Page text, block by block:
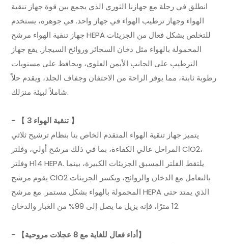
انطلق في رحلة مع جهازنا الثوري الذي يجمع بين قوة جهاز تنقية
الهواء وجهاز ترطيب الهواء في جهاز واحد. في جوهره، يستخدم
جهاز تنقية الهواء مرشح HEPA للتخلص بشكل فعال من الجزيئات
المحمولة بالهواء مثل دخان السجائر وروائح السيجار. يقع جهاز
الترطيب على الجانب الأيمن العلوي، ويحافظ على مستويات
رطوبة ثابتة، مما يوفر الراحة من الاحتقان وجفاف الجلد، ويقدم حلاً
شاملاً لبيئة منزلك.
- 【 3 تنقية الهواء 】
يتميز جهاز تنقية الهواء المتقدم الخاص بنا بنظام ترشيح ثلاثي
المراحل عالي الكفاءة، بما في ذلك مرشح أولي، وفلتر ClO2،
وفلتر H14 HEPA. يلتقط الفلتر المسبق الجزيئات الكبيرة، بينما
يقوم مرشح ClO2 بالتعامل مع الدخان والروائح، ويكسر الجزيئات
المحمولة بالهواء بشكل مستمر. مع مرشح HEPA الذي يمتد حتى
12 مترًا، فإنه يزيل ما يصل إلى 99% من الغبار والدخان.
- 【أداء فعال للغاية مع 8 عجلات مروحية】